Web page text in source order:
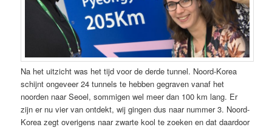
Na het uitzicht was het tijd voor de derde tunnel. Noord-Korea
schijnt ongeveer 24 tunnels te hebben gegraven vanaf het
noorden naar Seoel, sommigen wel meer dan 100 km lang. Er
zijn er nu vier van ontdekt, wij gingen dus naar nummer 3. Noord-
Korea zegt overigens naar zwarte kool te zoeken en dat daardoor